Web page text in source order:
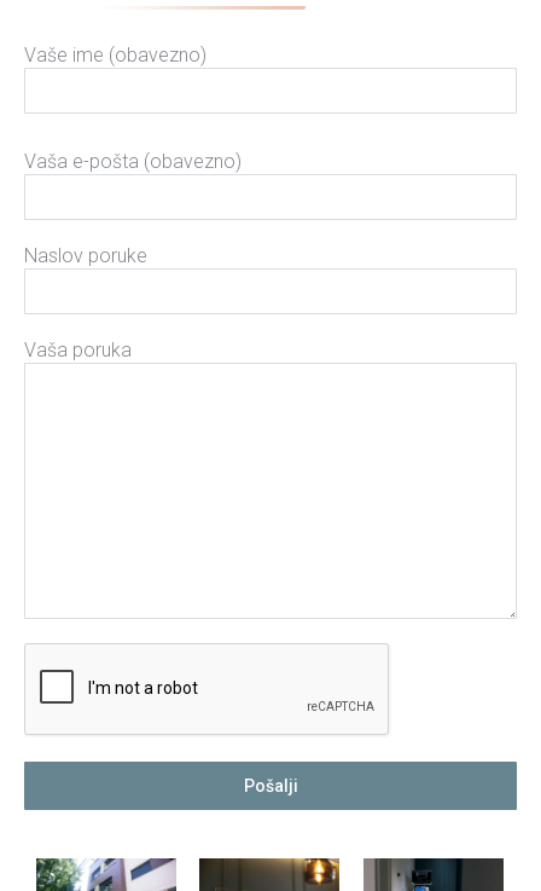
Vaše ime (obavezno)
Vaša e-pošta (obavezno)
Naslov poruke
Vaša poruka